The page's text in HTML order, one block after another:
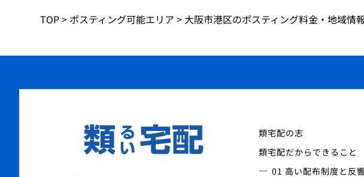
TOP> ポスティング可能エリア > 大阪市港区のポスティング料金・地域情
類宅配の志
類宅配だからできること
― 01 高い配布制度と反